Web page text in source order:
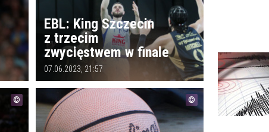
EBL: King Szczecin
z trzecim
zwycięstwem w finale
07.06.2023, 21:57